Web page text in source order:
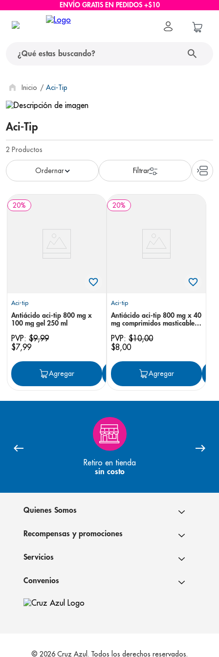
ENVÍO GRATIS EN PEDIDOS +$10
Aci-Tip
Aci-Tip
2 Productos
20%
Aci-tip
Antiácido aci-tip 800 mg x
100 mg gel 250 ml
PVP: $9,99
$7,99
Agregar Agregar
20%
Aci-tip
Antiácido aci-tip 800 mg x 40
mg comprimidos masticables
PVP: $10,00
$8,00
Agregar
Retiro en tienda
sin costo
Quienes Somos
Recompensas y promociones
Servicios
Convenios
© 2026 Cruz Azul. Todos los derechos reservados.
términos más buscados
1. protector solar
2 pañales
3
4. cerave
6. shampoo
7.
panolini
pediasure